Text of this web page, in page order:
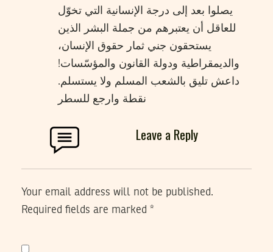
يصلوا بعد إلى درجة الإنسانية التي تخوّل
للعاقل أن يعتبرهم من جملة البشر الذين
يستحقون جني ثمار حقوق الإنسان،
والديمقراطية ودولة القانون والمؤسّسات!
داعش تليق بالشعب المسلم ولا يستسلم.
نقطة وارجع للسطر
Leave a Reply
Your email address will not be published.
Required fields are marked *